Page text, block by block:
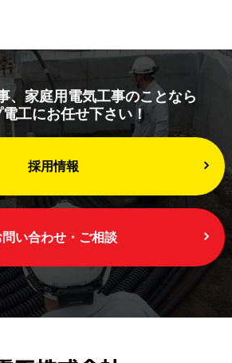
、家庭用電気工事のことなら
電工にお任せ下さい！
採用情報
問い合わせ・ご相談